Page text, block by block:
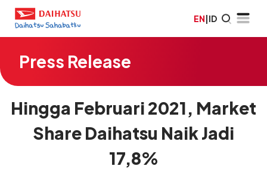
EN|ID
Press Release
Hingga Februari 2021, Market
Share Daihatsu Naik Jadi
17,8%